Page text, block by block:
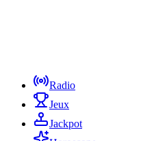
Radio
Jeux
Jackpot